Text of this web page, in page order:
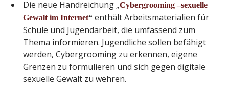
Die neue Handreichung „Cybergrooming –sexuelle
Gewalt im Internet“ enthält Arbeitsmaterialien für
Schule und Jugendarbeit, die umfassend zum
Thema informieren. Jugendliche sollen befähigt
werden, Cybergrooming zu erkennen, eigene
Grenzen zu formulieren und sich gegen digitale
sexuelle Gewalt zu wehren.